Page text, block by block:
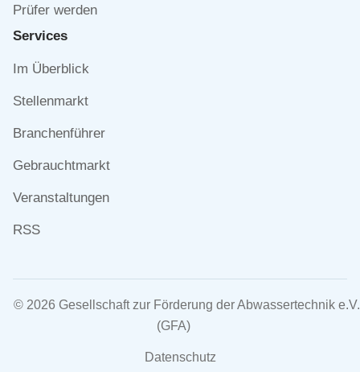
Prüfer werden
Services
Navigation
Im Überblick
Stellenmarkt
Branchenführer
Gebrauchtmarkt
Veranstaltungen
RSS
© 2026 Gesellschaft zur Förderung der Abwassertechnik e.V.
(GFA)
Navigation
Datenschutz